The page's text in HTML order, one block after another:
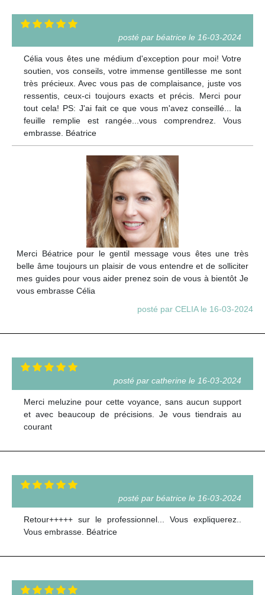
posté par béatrice le 16-03-2024
Célia vous êtes une médium d'exception pour moi! Votre
soutien, vos conseils, votre immense gentillesse me sont
très précieux. Avec vous pas de complaisance, juste vos
ressentis, ceux-ci toujours exacts et précis. Merci pour
tout cela! PS: J'ai fait ce que vous m'avez conseillé... la
feuille remplie est rangée...vous comprendrez. Vous
embrasse. Béatrice
Merci Béatrice pour le gentil message vous êtes une très
belle âme toujours un plaisir de vous entendre et de solliciter
mes guides pour vous aider prenez soin de vous à bientôt Je
vous embrasse Célia
posté par CELIA le 16-03-2024
posté par catherine le 16-03-2024
Merci meluzine pour cette voyance, sans aucun support
et avec beaucoup de précisions. Je vous tiendrais au
courant
posté par béatrice le 16-03-2024
Retour+++++ sur le professionnel... Vous expliquerez..
Vous embrasse. Béatrice